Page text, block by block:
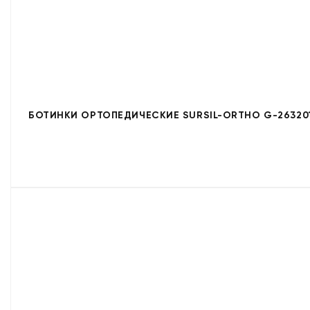
БОТИНКИ ОРТОПЕДИЧЕСКИЕ SURSIL-ORTHO G-